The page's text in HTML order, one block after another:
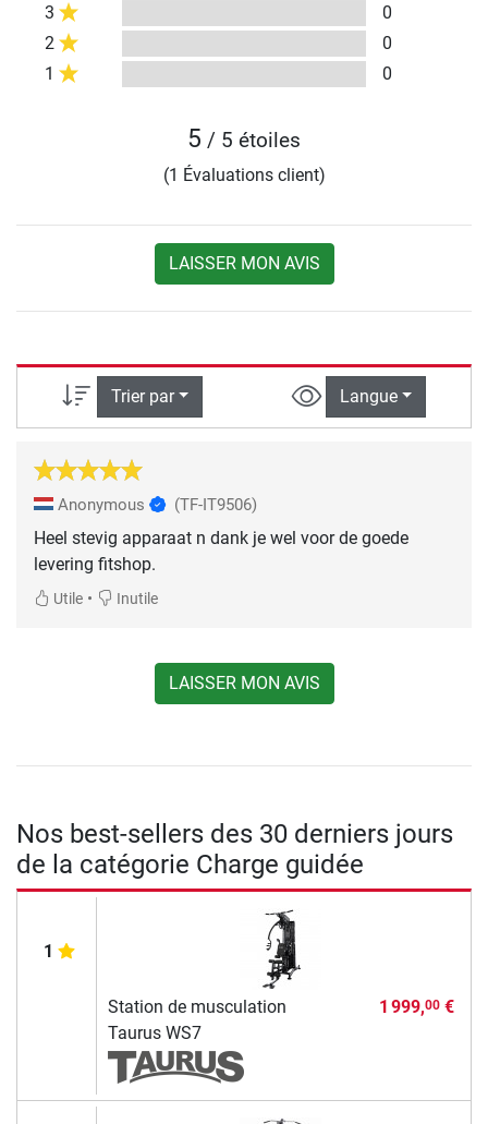
3
0
2
0
1
0
5 / 5 étoiles
(1 Évaluations client)
LAISSER MON AVIS
Trier par Langue
Anonymous (TF-IT9506)
Heel stevig apparaat n dank je wel voor de goede
levering fitshop.
Utile • Inutile
LAISSER MON AVIS
Nos best-sellers des 30 derniers jours
de la catégorie Charge guidée
1
Station de musculation
Taurus WS7
1 999,00€